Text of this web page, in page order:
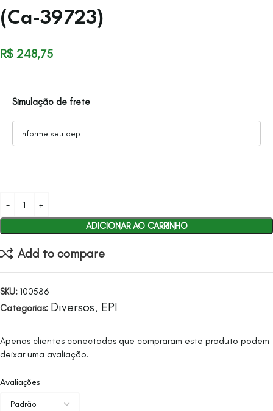
(Ca-39723)
R$ 248,75
Simulação de frete
ADICIONAR AO CARRINHO
Add to compare
SKU: 100586
Categorias: Diversos , EPI
Avaliações
Apenas clientes conectados que compraram este produto podem
deixar uma avaliação.